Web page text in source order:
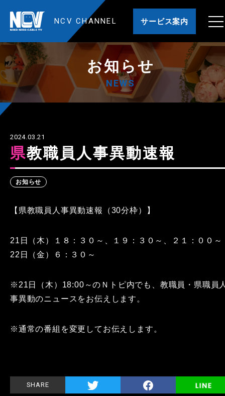
NCV CHANNEL サービス案内
お知らせ
NEWS
2024.03.21
県教職員人事異動速報
お知らせ
【県教職員人事異動速報（30分枠）】
21日（木）１８：３０～、１９：３０～、２１：００～
22日（金）６：３０～
※21日（木）18:00～のＮトピ内でも、教職員・県職員
事異動のニュースをお伝えします。
※通常の番組を変更してお伝えします。
SHARE